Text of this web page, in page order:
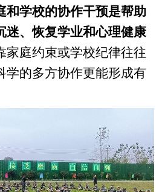
和学校的协作干预是帮助
迷、恢复学业和心理健康
家庭约束或学校纪律往往
学的多方协作更能形成有